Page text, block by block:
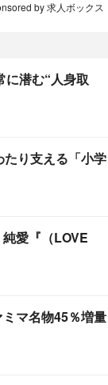
by 求人ボックス
に潜む“人身取
り支える「小学
愛『（LOVE
マ名物45％増量